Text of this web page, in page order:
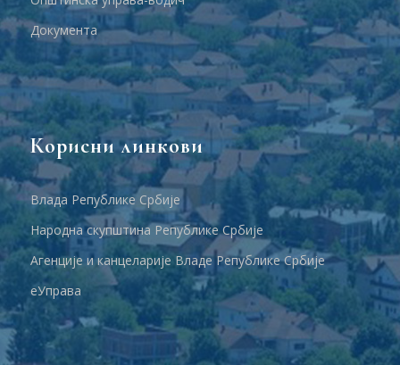
Документа
Корисни линкови
Влада Републике Србије
Народна скупштина Републике Србије
Агенције и канцеларије Владе Републике Србије
еУправа